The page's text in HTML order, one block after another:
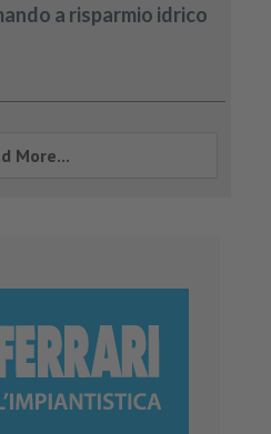
a risparmio idrico
More...